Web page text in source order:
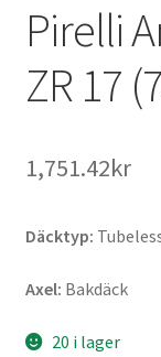
Pirelli
ZR 17
1,751.42kr
Däcktyp:
Axel: Bakdäck
20 i lager